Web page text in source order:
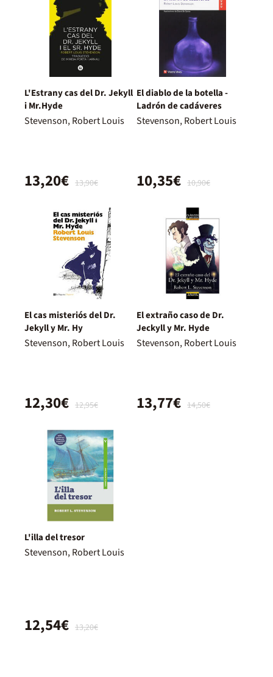
L'Estrany cas del Dr. Jekyll
i Mr.Hyde
Stevenson, Robert Louis
13,90€
13,20€
El diablo de la botella -
Ladrón de cadáveres
Stevenson, Robert Louis
10,90€
10,35€
El cas misteriós del Dr.
Jekyll y Mr. Hy
Stevenson, Robert Louis
12,95€
12,30€
El extraño caso de Dr.
Jeckyll y Mr. Hyde
Stevenson, Robert Louis
14,50€
13,77€
L'illa del tresor
Stevenson, Robert Louis
13,20€
12,54€